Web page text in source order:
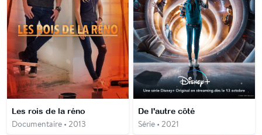
Les rois de la réno
Documentaire • 2013
De l'autre côté
Série • 2021